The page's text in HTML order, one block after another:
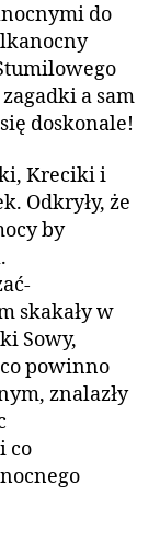
do
a sam
doskonale!
Kreciki i
Odkryły, że
by
skakały w
Sowy,
powinno
znalazły
co